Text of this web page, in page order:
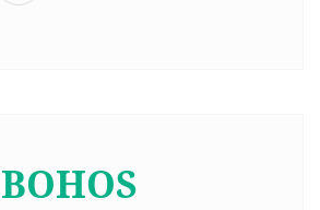
BOHOS